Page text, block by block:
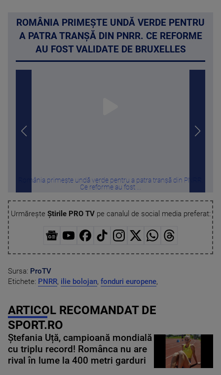
ROMÂNIA PRIMEȘTE UNDĂ VERDE PENTRU
A PATRA TRANȘĂ DIN PNRR. CE REFORME
AU FOST VALIDATE DE BRUXELLES
România primește undă verde pentru a patra tranșă din PNRR.
Ce reforme au fost ...
Urmărește Știrile PRO TVpe canalul de social media preferat:
Sursa: ProTV
Etichete: PNRR, ilie bolojan, fonduri europene,
ARTICOL RECOMANDAT DE
SPORT.RO
Ștefania Uță, campioană mondială
cu triplu record! Românca nu are
rival în lume la 400 metri garduri